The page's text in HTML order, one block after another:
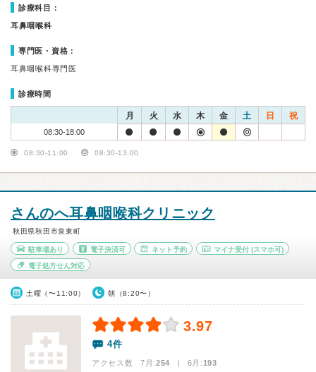
診療科目：
耳鼻咽喉科
専門医・資格：
耳鼻咽喉科専門医
診療時間
月 火 水 木 金 土 日 祝
08:30-18:00
08:30-11:00 08:30-13:00
さんのへ耳鼻咽喉科クリニック
秋田県秋田市泉東町
駐車場あり 電子決済可 ネット予約 マイナ受付 (スマホ可)
電子処方せん対応
土曜（〜11:00） 朝（8:20〜）
3.97
4件
アクセス数 7月:254 | 6月:193